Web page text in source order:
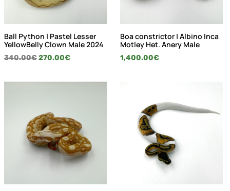
Ball Python | Pastel Lesser
YellowBelly Clown Male 2024
340.00€270.00€
Boa constrictor | Albino Inca
Motley Het. Anery Male
1,400.00€